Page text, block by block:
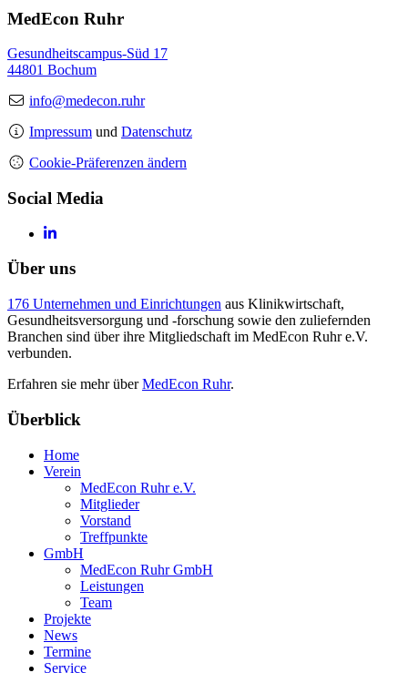
MedEcon Ruhr
Gesundheitscampus-Süd 17
44801 Bochum
info@medecon.ruhr
Impressum und Datenschutz
Cookie-Präferenzen ändern
Social Media
Über uns
176 Unternehmen und Einrichtungen aus Klinikwirtschaft,
Gesundheitsversorgung und -forschung sowie den zuliefernden
Branchen sind über ihre Mitgliedschaft im MedEcon Ruhr e.V.
verbunden.
Erfahren sie mehr überMedEcon Ruhr.
Überblick
Home
Verein
MedEcon Ruhr e.V.
Mitglieder
Vorstand
Treffpunkte
GmbH
MedEcon Ruhr GmbH
Leistungen
Team
Projekte
News
Termine
Service